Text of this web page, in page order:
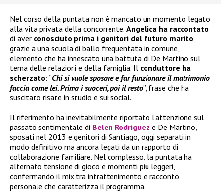
Nel corso della puntata non è mancato un momento legato
alla vita privata della concorrente. Angelica ha raccontato
di aver conosciuto prima i genitori del futuro marito
grazie a una scuola di ballo frequentata in comune,
elemento che ha innescato una battuta di De Martino sul
tema delle relazioni e della famiglia. Il conduttore ha
scherzato: “Chi si vuole sposare e far funzionare il matrimonio
faccia come lei. Prima i suoceri, poi il resto”, frase che ha
suscitato risate in studio e sui social.
Il riferimento ha inevitabilmente riportato l’attenzione sul
passato sentimentale di Belen Rodriguez e De Martino,
sposati nel 2013 e genitori di Santiago, oggi separati in
modo definitivo ma ancora legati da un rapporto di
collaborazione familiare. Nel complesso, la puntata ha
alternato tensione di gioco e momenti più leggeri,
confermando il mix tra intrattenimento e racconto
personale che caratterizza il programma.